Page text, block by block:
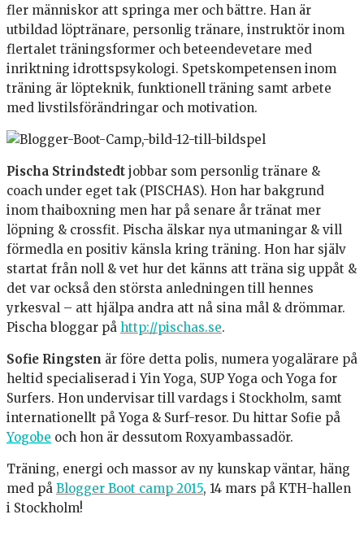
fler människor att springa mer och bättre. Han är
utbildad löptränare, personlig tränare, instruktör inom
flertalet träningsformer och beteendevetare med
inriktning idrottspsykologi. Spetskompetensen inom
träning är löpteknik, funktionell träning samt arbete
med livstilsförändringar och motivation.
Pischa Strindstedt jobbar som personlig tränare &
coach under eget tak (PISCHAS). Hon har bakgrund
inom thaiboxning men har på senare år tränat mer
löpning & crossfit. Pischa älskar nya utmaningar & vill
förmedla en positiv känsla kring träning. Hon har själv
startat från noll & vet hur det känns att träna sig uppåt &
det var också den största anledningen till hennes
yrkesval – att hjälpa andra att nå sina mål & drömmar.
Pischa bloggar på http://pischas.se.
Sofie Ringsten är före detta polis, numera yogalärare på
heltid specialiserad i Yin Yoga, SUP Yoga och Yoga for
Surfers. Hon undervisar till vardags i Stockholm, samt
internationellt på Yoga & Surf-resor. Du hittar Sofie på
Yogobe och hon är dessutom Roxyambassadör.
Träning, energi och massor av ny kunskap väntar, häng
med på Blogger Boot camp 2015, 14 mars på KTH-hallen
i Stockholm!